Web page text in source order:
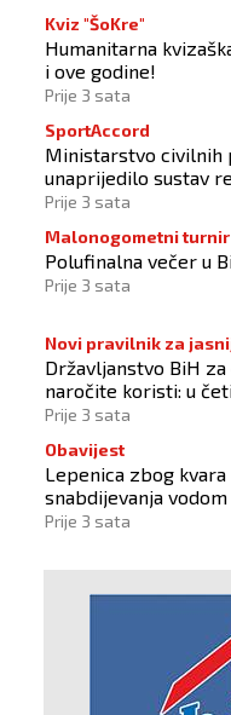
Kviz "ŠoKre"
Humanitarna
i ove godine!
Prije 3 sata
SportAccord
Ministarstvo civilnih
unaprijedilo sustav
sportskih organizacija
Prije 3 sata
Malonogometni turnir
Polufinalna večer u
Prije 3 sata
Novi pravilnik za
Državljanstvo BiH
naročite koristi: u
odobrena 43 zahtjeva
Prije 3 sata
Obavijest
Lepenica zbog kvara
snabdijevanja vodom
Prije 3 sata